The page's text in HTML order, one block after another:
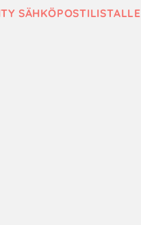
SÄHKÖPOSTILISTALLE